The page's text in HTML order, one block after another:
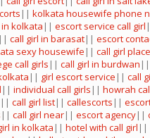
|| kolkata housewife phone
kolkata || escort service call girl
|| call girl in barasat|| escort
sexy housewife || call girl place
call girls || call girl in burdwan ||
|| girl escort service || call
|| individual call girls || howrah
|| call girl list|| callescorts ||
|| call girl near|| escort agency||
in kolkata || hotel with call girl ||